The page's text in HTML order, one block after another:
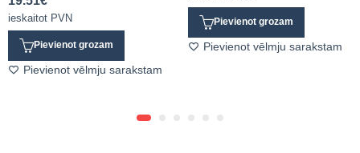
ieskaitot PVN
Pievienot grozam
Pievienot vēlmju sarakstam
Pievienot grozam
Pievienot vēlmju sarakstam